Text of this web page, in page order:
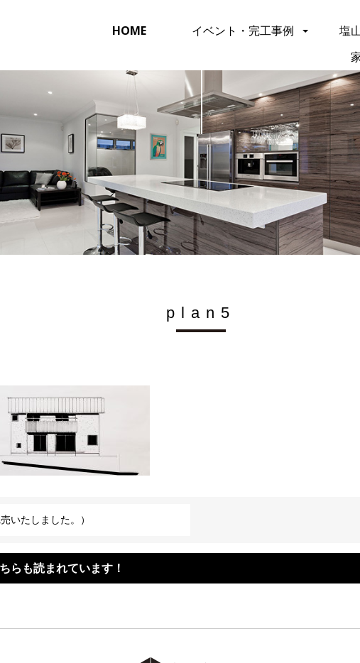
HOME イベント・完工事例 塩
plan5
いたしました。）
らも読まれています！